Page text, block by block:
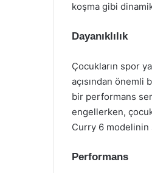
koşma gibi
Dayanıklılık
Çocukların spor
açısından önemli
bir performans
engellerken,
Curry 6 modelinin
Performans